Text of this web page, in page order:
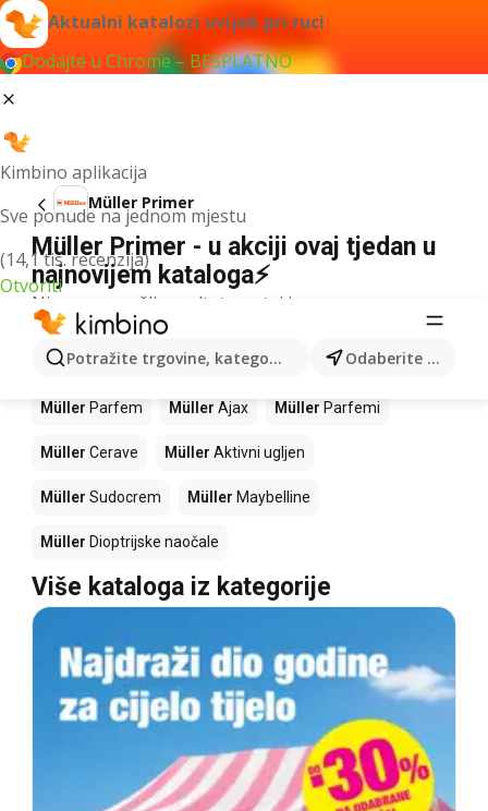
Aktualni katalozi uvijek pri ruci
Dodajte u Chrome – BESPLATNO
Kimbino aplikacija
Sve ponude na jednom mjestu
(14,1 tis. recenzija)
Otvoriti
Potražite trgovine, kategorije, proizvode... Odaberite grad
Müller Primer
Müller Primer - u akciji ovaj tjedan u
najnovijem kataloga⚡
Nismo pronašli rezultate za taj izraz.
Slijedeći proizvodi u trgovinama
Müller
Müller Parfem Müller Ajax Müller Parfemi
Müller Cerave Müller Aktivni ugljen
Müller Sudocrem Müller Maybelline
Müller Dioptrijske naočale
Više kataloga iz kategorije